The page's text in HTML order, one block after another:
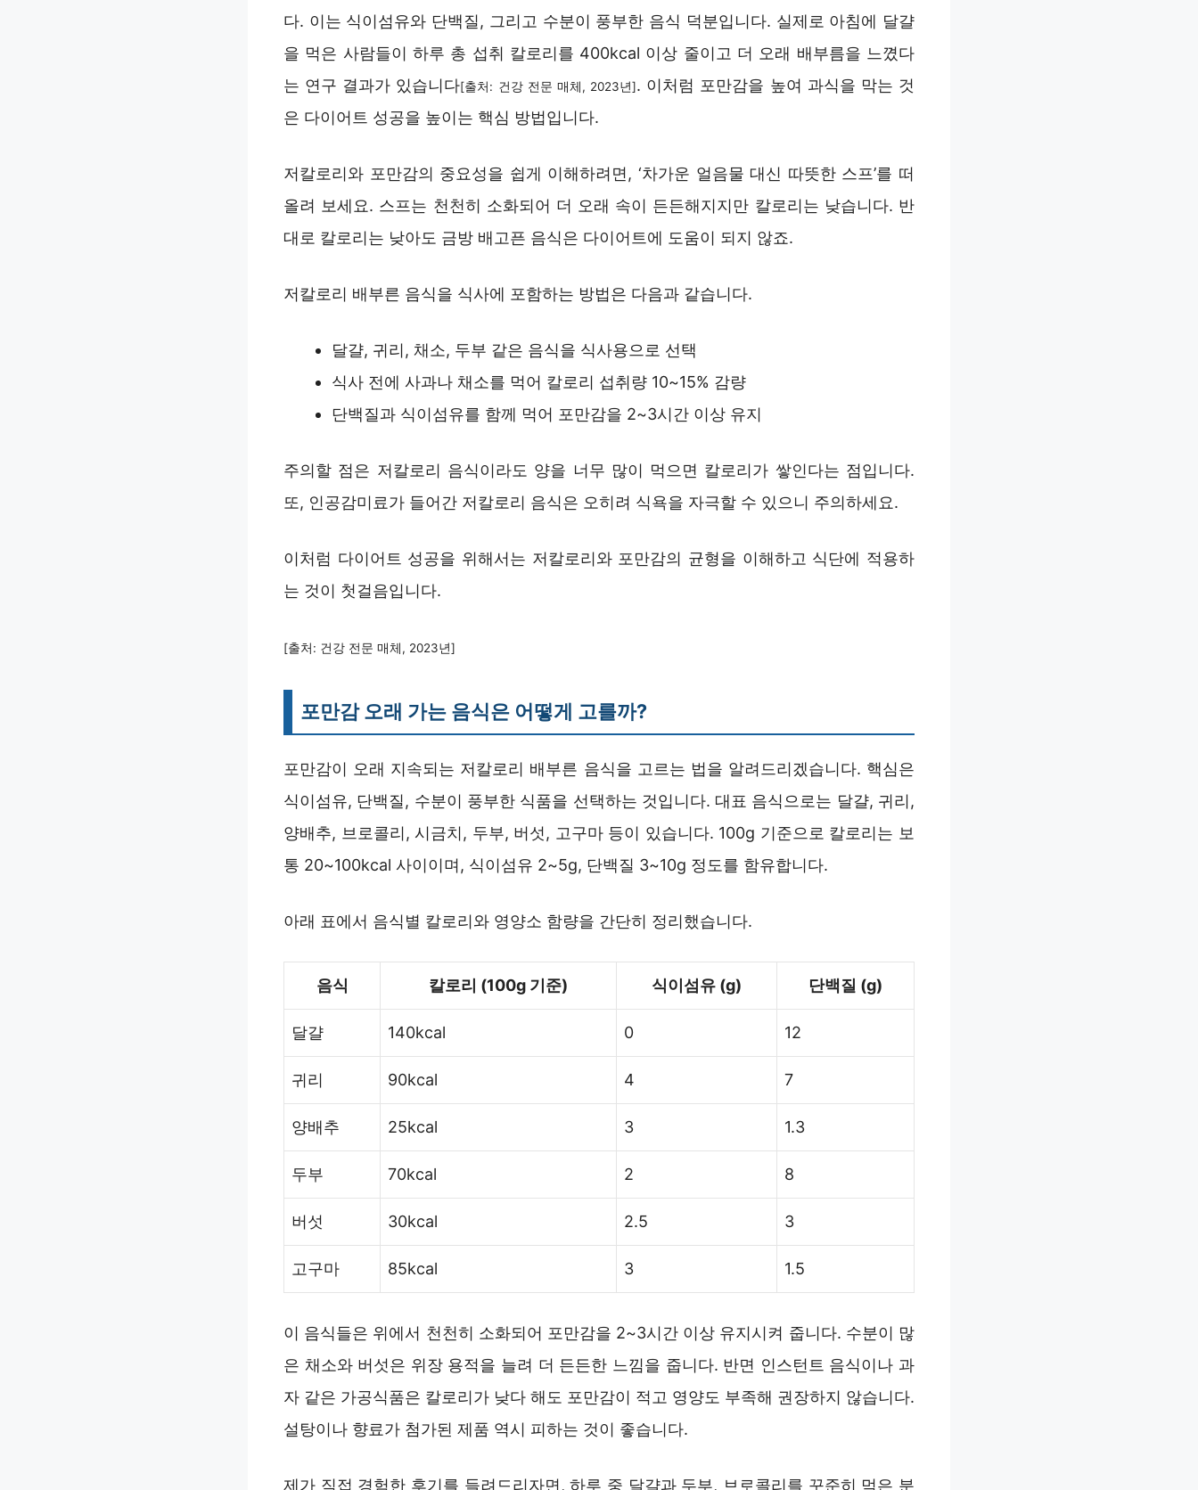
다. 이는 식이섬유와 단백질, 그리고 수분이 풍부한 음식 덕분입니다. 실제로 아침에 달걀
을 먹은 사람들이 하루 총 섭취 칼로리를 400kcal 이상 줄이고 더 오래 배부름을 느꼈다
는 연구 결과가 있습니다[출처: 건강 전문 매체, 2023년]. 이처럼 포만감을 높여 과식을 막는 것
은 다이어트 성공을 높이는 핵심 방법입니다.
저칼로리와 포만감의 중요성을 쉽게 이해하려면, ‘차가운 얼음물 대신 따뜻한 스프’를 떠
올려 보세요. 스프는 천천히 소화되어 더 오래 속이 든든해지지만 칼로리는 낮습니다. 반
대로 칼로리는 낮아도 금방 배고픈 음식은 다이어트에 도움이 되지 않죠.
저칼로리 배부른 음식을 식사에 포함하는 방법은 다음과 같습니다.
달걀, 귀리, 채소, 두부 같은 음식을 식사용으로 선택
식사 전에 사과나 채소를 먹어 칼로리 섭취량 10~15% 감량
단백질과 식이섬유를 함께 먹어 포만감을 2~3시간 이상 유지
주의할 점은 저칼로리 음식이라도 양을 너무 많이 먹으면 칼로리가 쌓인다는 점입니다.
또, 인공감미료가 들어간 저칼로리 음식은 오히려 식욕을 자극할 수 있으니 주의하세요.
이처럼 다이어트 성공을 위해서는 저칼로리와 포만감의 균형을 이해하고 식단에 적용하
는 것이 첫걸음입니다.
[출처: 건강 전문 매체, 2023년]
포만감 오래 가는 음식은 어떻게 고를까?
포만감이 오래 지속되는 저칼로리 배부른 음식을 고르는 법을 알려드리겠습니다. 핵심은
식이섬유, 단백질, 수분이 풍부한 식품을 선택하는 것입니다. 대표 음식으로는 달걀, 귀리,
양배추, 브로콜리, 시금치, 두부, 버섯, 고구마 등이 있습니다. 100g 기준으로 칼로리는 보
통 20~100kcal 사이이며, 식이섬유 2~5g, 단백질 3~10g 정도를 함유합니다.
아래 표에서 음식별 칼로리와 영양소 함량을 간단히 정리했습니다.
음식 칼로리 (100g 기준) 식이섬유 (g) 단백질 (g)
달걀 140kcal 0 12
귀리 90kcal 4 7
양배추 25kcal 3 1.3
두부 70kcal 2 8
버섯 30kcal 2.5 3
고구마 85kcal 3 1.5
이 음식들은 위에서 천천히 소화되어 포만감을 2~3시간 이상 유지시켜 줍니다. 수분이 많
은 채소와 버섯은 위장 용적을 늘려 더 든든한 느낌을 줍니다. 반면 인스턴트 음식이나 과
자 같은 가공식품은 칼로리가 낮다 해도 포만감이 적고 영양도 부족해 권장하지 않습니다.
설탕이나 향료가 첨가된 제품 역시 피하는 것이 좋습니다.
제가 직접 경험한 후기를 들려드리자면, 하루 중 달걀과 두부, 브로콜리를 꾸준히 먹은 분